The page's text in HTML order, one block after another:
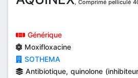
, Comprimé pelliculé
Générique
Moxifloxacine
SOTHEMA
Antibiotique, quinolone